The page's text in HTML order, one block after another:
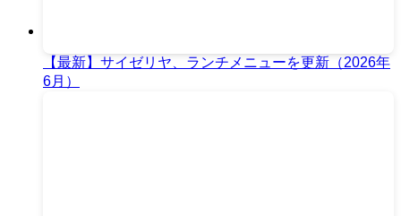
【最新】サイゼリヤ、ランチメニューを更新（2026年
6月）